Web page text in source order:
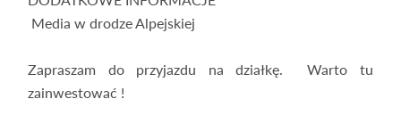
Media w drodze Alpejskiej
Zapraszam do przyjazdu na działkę. Warto tu
zainwestować !